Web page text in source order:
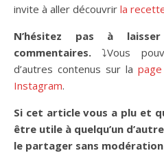
invite à aller découvrir la
N’hésitez pas à
commentaires. ⤵Vous
d’autres contenus sur la
Instagram.
Si cet article vous a plu et
être utile à quelqu’un
le partager sans